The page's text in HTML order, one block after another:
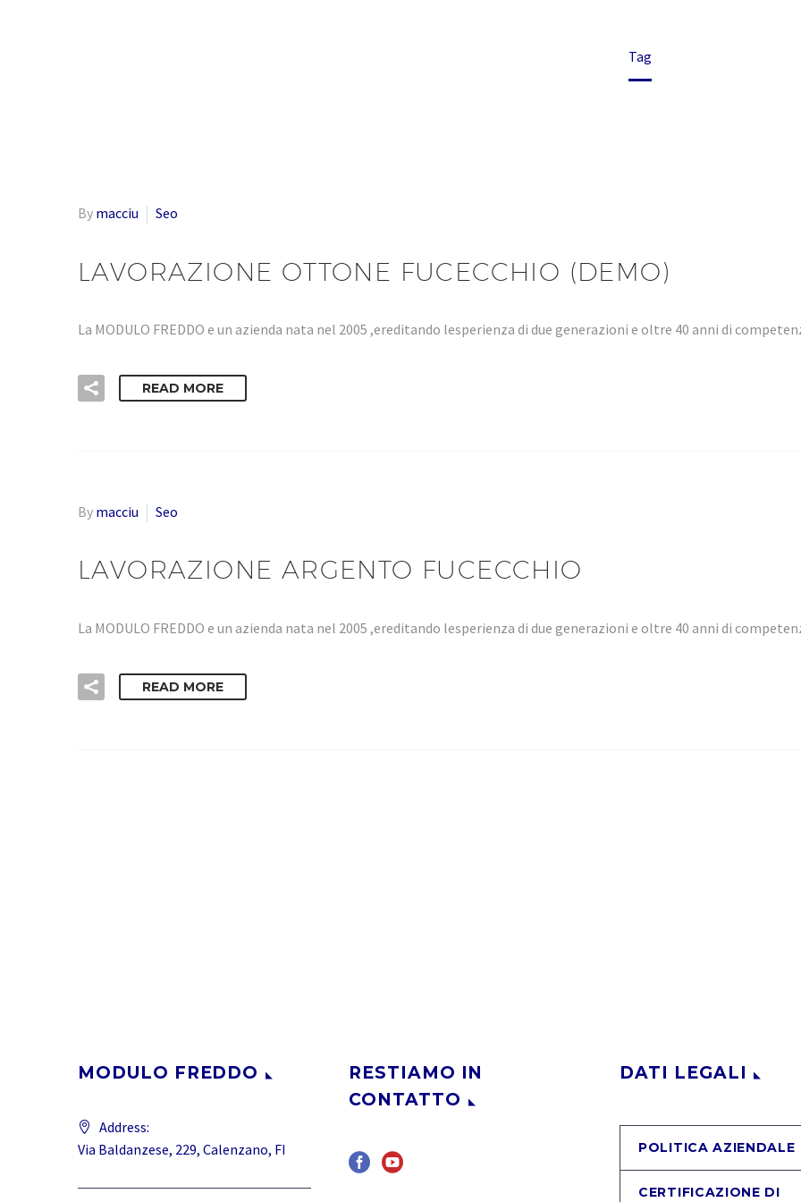
Tag
By macciu Seo
LAVORAZIONE OTTONE FUCECCHIO (DEMO)
La MODULO FREDDO e un azienda nata nel 2005 ,ereditando lesperienza di due generazioni e oltre 40 anni di
READ MORE
By macciu Seo
LAVORAZIONE ARGENTO FUCECCHIO
La MODULO FREDDO e un azienda nata nel 2005 ,ereditando lesperienza di due generazioni e oltre 40 anni di
READ MORE
MODULO FREDDO
Address:
Via Baldanzese, 229, Calenzano, FI
RESTIAMO IN
CONTATTO
DATI LEGALI
POLITICA AZIENDALE
CERTIFICAZIONE DI